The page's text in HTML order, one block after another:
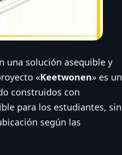
una solución asequible y
«Keetwonen» es
construidos con
para los estudiantes,
según las